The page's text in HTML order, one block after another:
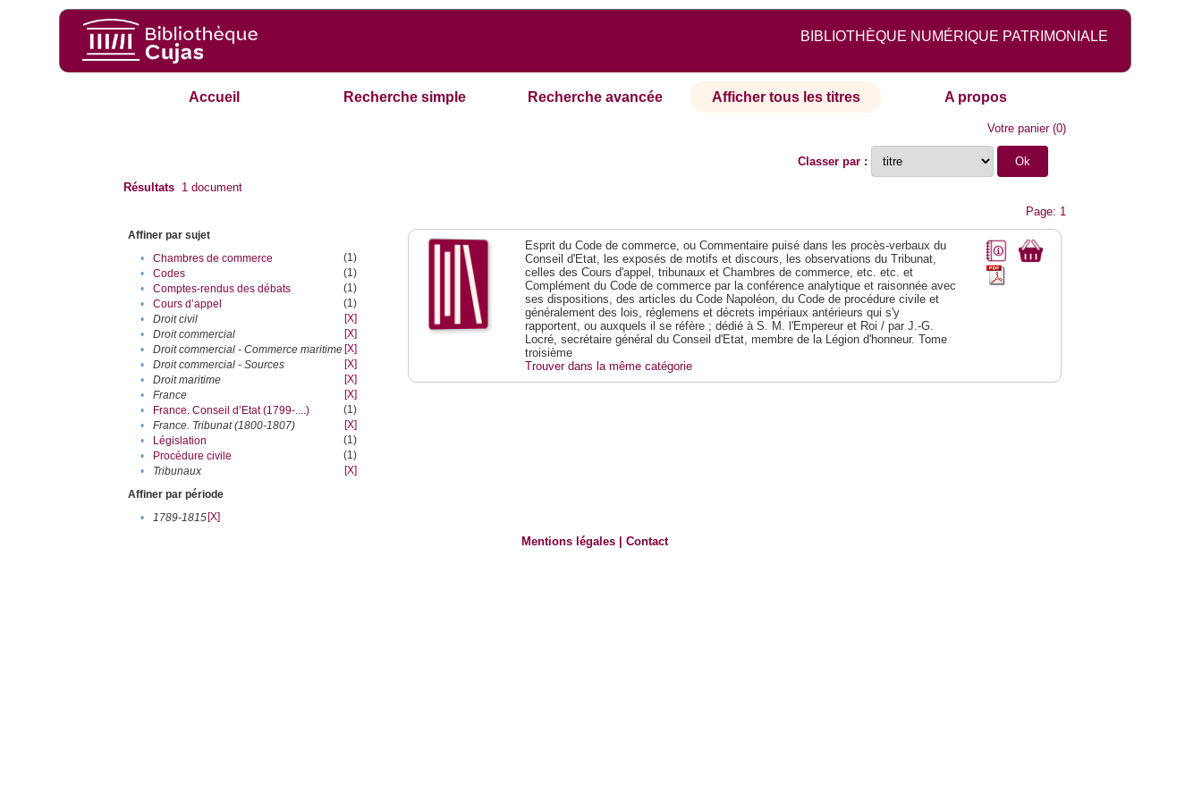
BIBLIOTHÈQUE NUMÉRIQUE PATRIMONIALE
Accueil Recherche simple Recherche avancée Afficher tous les titres A propos
Votre panier(0)
Classer par :
Résultats 1 document
Page: 1
Affiner par sujet
•
Chambres de commerce
(1)
•
Codes
(1)
•
Comptes-rendus des débats
(1)
•
Cours d’appel
(1)
•
Droit civil
[X]
•
Droit commercial
[X]
•
Droit commercial - Commerce maritime [X]
•
Droit commercial - Sources
[X]
•
Droit maritime
[X]
•
France
[X]
•
France. Conseil d’Etat (1799-....)
(1)
•
France. Tribunat (1800-1807)
[X]
•
Législation
(1)
•
Procédure civile
(1)
•
Tribunaux
[X]
Affiner par période
•
1789-1815[X]
Esprit du Code de commerce, ou Commentaire puisé dans les procès-verbaux du
Conseil d'Etat, les exposés de motifs et discours, les observations du Tribunat,
celles des Cours d'appel, tribunaux et Chambres de commerce, etc. etc. et
Complément du Code de commerce par la conférence analytique et raisonnée avec
ses dispositions, des articles du Code Napoléon, du Code de procédure civile et
généralement des lois, réglemens et décrets impériaux antérieurs qui s'y
rapportent, ou auxquels il se réfère ; dédié à S. M. l'Empereur et Roi / par J.-G.
Locré, secrétaire général du Conseil d'Etat, membre de la Légion d'honneur. Tome
troisième
Trouver dans la même catégorie
Mentions légales |Contact